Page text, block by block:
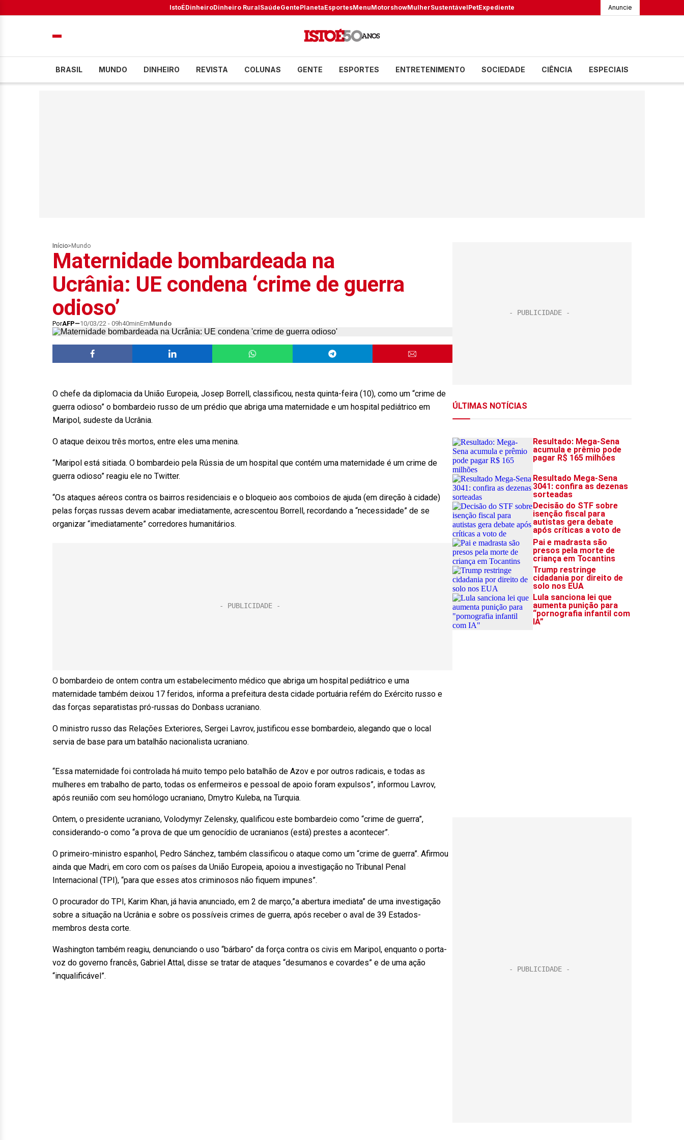
IstoÉDinheiroDinheiro RuralSaúdeGentePlanetaEsportesMenuMotorshowMulherSustentávelPetExpediente Anuncie
BRASIL MUNDO DINHEIRO REVISTA COLUNAS GENTE ESPORTES ENTRETENIMENTO SOCIEDADE CIÊNCIA ESPECIAIS
Início> Mundo
Maternidade bombardeada na
Ucrânia: UE condena ‘crime de guerra
odioso’
PorAFP 10/03/22 - 09h40minEmMundo
O chefe da diplomacia da União Europeia, Josep Borrell, classificou, nesta quinta-feira (10), como um “crime de
guerra odioso” o bombardeio russo de um prédio que abriga uma maternidade e um hospital pediátrico em
Maripol, sudeste da Ucrânia.
O ataque deixou três mortos, entre eles uma menina.
“Maripol está sitiada. O bombardeio pela Rússia de um hospital que contém uma maternidade é um crime de
guerra odioso” reagiu ele no Twitter.
“Os ataques aéreos contra os bairros residenciais e o bloqueio aos comboios de ajuda (em direção à cidade)
pelas forças russas devem acabar imediatamente, acrescentou Borrell, recordando a “necessidade” de se
organizar “imediatamente” corredores humanitários.
O bombardeio de ontem contra um estabelecimento médico que abriga um hospital pediátrico e uma
maternidade também deixou 17 feridos, informa a prefeitura desta cidade portuária refém do Exército russo e
das forças separatistas pró-russas do Donbass ucraniano.
O ministro russo das Relações Exteriores, Sergei Lavrov, justificou esse bombardeio, alegando que o local
servia de base para um batalhão nacionalista ucraniano.
“Essa maternidade foi controlada há muito tempo pelo batalhão de Azov e por outros radicais, e todas as
mulheres em trabalho de parto, todas os enfermeiros e pessoal de apoio foram expulsos”, informou Lavrov,
após reunião com seu homólogo ucraniano, Dmytro Kuleba, na Turquia.
Ontem, o presidente ucraniano, Volodymyr Zelensky, qualificou este bombardeio como “crime de guerra”,
considerando-o como “a prova de que um genocídio de ucranianos (está) prestes a acontecer”.
O primeiro-ministro espanhol, Pedro Sánchez, também classificou o ataque como um “crime de guerra”. Afirmou
ainda que Madri, em coro com os países da União Europeia, apoiou a investigação no Tribunal Penal
Internacional (TPI), “para que esses atos criminosos não fiquem impunes”.
O procurador do TPI, Karim Khan, já havia anunciado, em 2 de março,”a abertura imediata” de uma investigação
sobre a situação na Ucrânia e sobre os possíveis crimes de guerra, após receber o aval de 39 Estados-
membros desta corte.
Washington também reagiu, denunciando o uso “bárbaro” da força contra os civis em Maripol, enquanto o porta-
voz do governo francês, Gabriel Attal, disse se tratar de ataques “desumanos e covardes” e de uma ação
“inqualificável”.